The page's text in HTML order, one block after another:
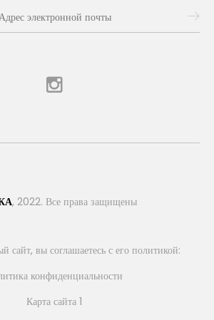
, 2022. Все права защищены
сайт, вы соглашаетесь с его политикой:
конфиденциальности
Карта сайта 1